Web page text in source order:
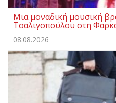
Μια μοναδική μουσική
Τσαλιγοπούλου στη
08.08.2026